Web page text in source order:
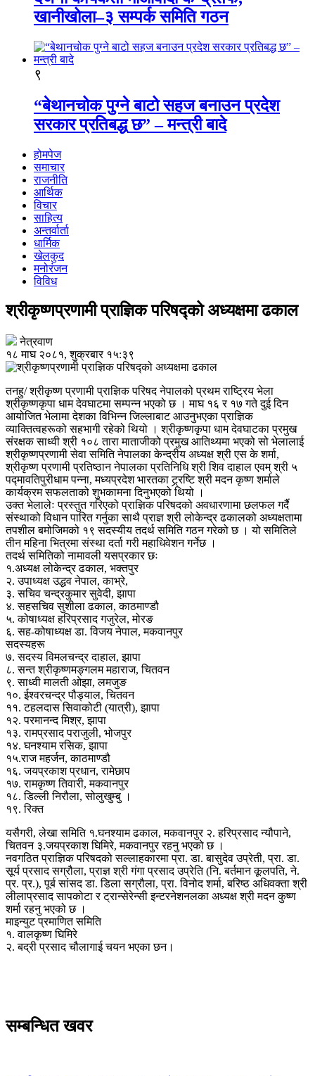
खानीखोला–३ सम्पर्क समिति गठन
९
“बेथानचोक पुग्ने बाटो सहज बनाउन प्रदेश
सरकार प्रतिबद्ध छ” – मन्त्री बादे
होमपेज
समाचार
राजनीति
आर्थिक
विचार
साहित्य
अन्तर्वार्ता
धार्मिक
खेलकुद
मनोरंजन
विविध
श्रीकृष्णप्रणामी प्राज्ञिक परिषद्को अध्यक्षमा ढकाल
नेत्रवाण
१८ माघ २०८१, शुक्रबार १५:३९
तनहु/ श्रीकृष्ण प्रणामी प्राज्ञिक परिषद नेपालको प्रथम राष्ट्रिय भेला
श्रीकृष्णकृपा धाम देवघाटमा सम्पन्न भएको छ । माघ १६ र १७ गते दुई दिन
आयोजित भेलामा देशका विभिन्न जिल्लाबाट आउनुभएका प्राज्ञिक
व्याक्तित्वहरूको सहभागी रहेको थियो । श्रीकृष्णकृपा धाम देवघाटका प्रमुख
संरक्षक साध्वी श्री १०८ तारा माताजीको प्रमुख आतिथ्यमा भएको सो भेलालाई
श्रीकृष्णप्रणामी सेवा समिति नेपालका केन्द्रीय अध्यक्ष श्री एस के शर्मा,
श्रीकृष्ण प्रणामी प्रतिष्ठान नेपालका प्रतिनिधि श्री शिव दाहाल एवम् श्री ५
पद्मावतिपुरीधाम पन्ना, मध्यप्रदेश भारतका ट्र्रष्टि श्री मदन कृष्ण शर्माले
कार्यक्रम सफलताको शुभकामना दिनुभएको थियो ।
उक्त भेलालेः प्रस्तुत गरिएको प्राज्ञिक परिषदको अवधारणामा छलफल गर्दै
संस्थाको विधान पारित गर्नुका साथै प्राज्ञ श्री लोकेन्द्र ढकालको अध्यक्षतामा
तपशील बमोजिमको १९ सदस्यीय तदर्थ समिति गठन गरेको छ । यो समितिले
तीन महिना भित्रमा संस्था दर्ता गरी महाधिवेशन गर्नेछ ।
तदर्थ समितिको नामावली यसप्रकार छः
१.अध्यक्ष लोकेन्द्र ढकाल, भक्तपुर
२. उपाध्यक्ष उद्धव नेपाल, काभ्रे,
३. सचिव चन्द्रकुमार सुवेदी, झापा
४. सहसचिव सुशीला ढकाल, काठमाण्डौ
५. कोषाध्यक्ष हरिप्रसाद गजुरेल, मोरङ
६. सह-कोषाध्यक्ष डा. विजय नेपाल, मकवानपुर
सदस्यहरू
७. सदस्य विमलचन्द्र दाहाल, झापा
८. सन्त श्रीकृष्णमङ्गलम महाराज, चितवन
९. साध्वी मालती ओझा, लमजुङ
१०. ईश्वरचन्द्र पौड्याल, चितवन
११. टहलदास सिवाकोटी (यात्री), झापा
१२. परमानन्द मिश्र, झापा
१३. रामप्रसाद पराजुली, भोजपुर
१४. घनश्याम रसिक, झापा
१५.राज महर्जन, काठमाण्डौ
१६. जयप्रकाश प्रधान, रामेछाप
१७. रामकृष्ण तिवारी, मकवानपुर
१८. डिल्ली निरौला, सोलुखुम्बु ।
१९. रिक्त
यसैगरी, लेखा समिति १.घनश्याम ढकाल, मकवानपुर २. हरिप्रसाद न्यौपाने,
चितवन ३.जयप्रकाश घिमिरे, मकवानपुर रहनु भएको छ ।
नवगठित प्राज्ञिक परिषदको सल्लाहकारमा प्रा. डा. बासुदेव उप्रेती, प्रा. डा.
सूर्य प्रसाद सग्रौला, प्राज्ञ श्री गंगा प्रसाद उप्रेति (नि. बर्तमान कूलपति, ने.
प्र. प्र.), पूर्ब सांसद डा. डिला सग्रौला, प्रा. विनोद शर्मा, बरिष्ठ अधिवक्ता श्री
लीलाप्रसाद सापकोटा र ट्रान्सेरेन्सी इन्टरनेशनलका अध्यक्ष श्री मदन कुष्ण
शर्मा रहनु भएको छ ।
माइन्युट प्रमाणित समिति
१. वालकृष्ण घिमिरे
२. बद्री प्रसाद चौलागाई चयन भएका छन।
सम्बन्धित खवर